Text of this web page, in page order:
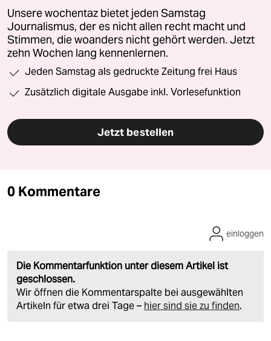
Unsere wochentaz bietet jeden Samstag
Journalismus, der es nicht allen recht macht und
Stimmen, die woanders nicht gehört werden. Jetzt
zehn Wochen lang kennenlernen.
Jeden Samstag als gedruckte Zeitung frei Haus
Zusätzlich digitale Ausgabe inkl. Vorlesefunktion
Jetzt bestellen
0 Kommentare
Die Kommentarfunktion unter diesem Artikel ist
geschlossen.
Wir öffnen die Kommentarspalte bei ausgewählten
Artikeln für etwa drei Tage – hier sind sie zu finden.
einloggen